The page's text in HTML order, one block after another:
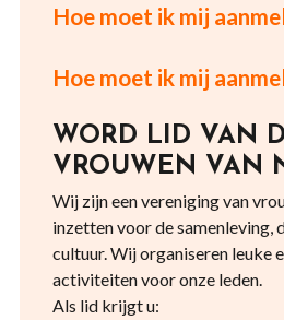
Hoe moet ik mij
Hoe moet ik mij
WORD LID VAN
VROUWEN VAN
Wij zijn een vereniging van
inzetten voor de samenleving,
cultuur. Wij organiseren leuke
activiteiten voor onze leden.
Als lid krijgt u: